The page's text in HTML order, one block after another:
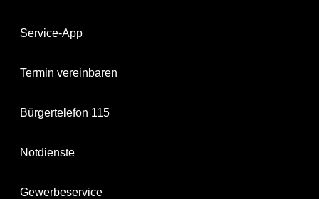
Service-App
Termin vereinbaren
Bürgertelefon 115
Notdienste
Gewerbeservice